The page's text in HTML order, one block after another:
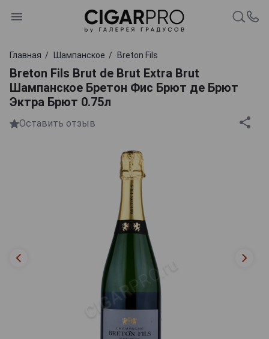
Главная Шампанское Breton Fils
Breton Fils Brut de Brut Extra Brut
Шампанское Бретон Фис Брют де Брют
Эктра Брют 0.75л
Оставить отзыв